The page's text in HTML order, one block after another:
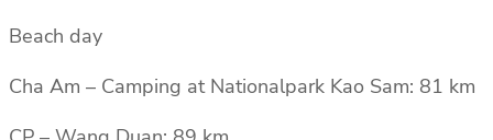
Beach day
Cha Am – Camping at Nationalpark Kao Sam: 81 km